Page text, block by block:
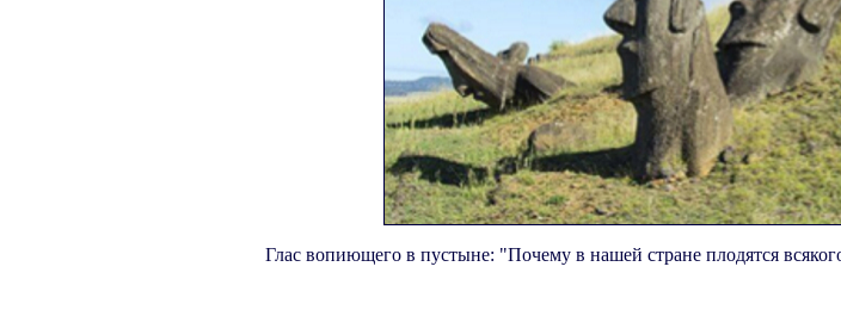
Глас вопиющего в пустыне: "Почему в нашей стране плодятся